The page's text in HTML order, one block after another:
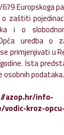
679 Europskoga
zaštiti
i o
uredba o
primjenjivati u
Ista
osobnih podataka.
azop.hr/info-
vodic-kroz-